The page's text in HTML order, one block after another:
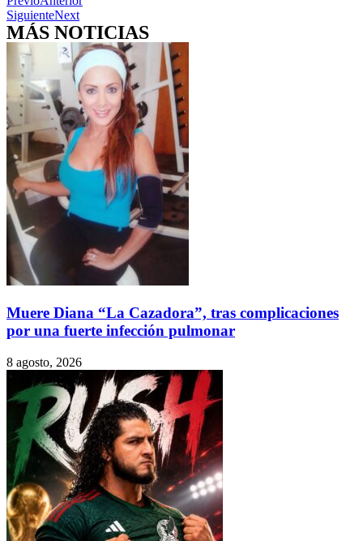
SiguienteNext
MÁS NOTICIAS
Muere Diana “La Cazadora”, tras complicaciones
por una fuerte infección pulmonar
8 agosto, 2026